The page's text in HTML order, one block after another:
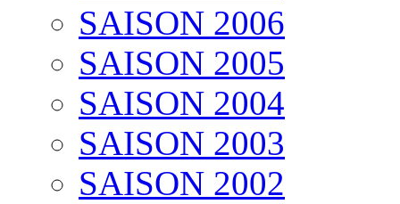
SAISON 2006
SAISON 2005
SAISON 2004
SAISON 2003
SAISON 2002